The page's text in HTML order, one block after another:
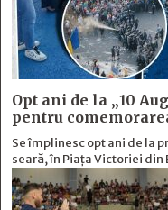
Opt ani de la „10
pentru
Se împlinesc opt ani de la
seară, în Piața Victoriei